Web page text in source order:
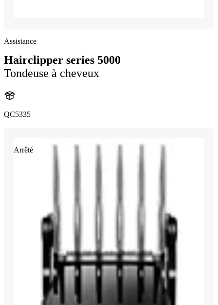
Assistance
Hairclipper series 5000
Tondeuse à cheveux
QC5335
Arrêté